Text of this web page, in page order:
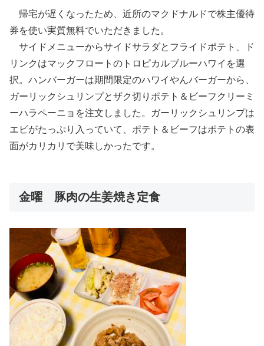
帰宅が遅くなったため、近所のマクドナルドで株主優待
券を使い実質無料でいただきました。
サイドメニューからサイドサラダとフライドポテト、ド
リンクはマックフロートのトロピカルブルーハワイを選
択。ハンバーガーは期間限定のハワイやんバーガーから、
ガーリックシュリンプとザク切りポテト＆ビーフクリーミ
ーハラペーニョを注文しました。ガーリックシュリンプは
エビがたっぷり入っていて、ポテト＆ビーフはポテトの表
面がカリカリで美味しかったです。
金曜 豚肉の生姜焼き定食